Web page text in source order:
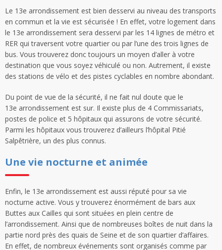
Le 13e arrondissement est bien desservi au niveau des transports
en commun et la vie est sécurisée ! En effet, votre logement dans
le 13e arrondissement sera desservi par les 14 lignes de métro et
RER qui traversent votre quartier ou par l’une des trois lignes de
bus. Vous trouverez donc toujours un moyen d’aller à votre
destination que vous soyez véhiculé ou non. Autrement, il existe
des stations de vélo et des pistes cyclables en nombre abondant.
Du point de vue de la sécurité, il ne fait nul doute que le
13e arrondissement est sur. Il existe plus de 4 Commissariats,
postes de police et 5 hôpitaux qui assurons de votre sécurité.
Parmi les hôpitaux vous trouverez d’ailleurs l’hôpital Pitié
Salpêtrière, un des plus connus.
Une vie nocturne et animée
Enfin, le 13e arrondissement est aussi réputé pour sa vie
nocturne active. Vous y trouverez énormément de bars aux
Buttes aux Cailles qui sont situées en plein centre de
l’arrondissement. Ainsi que de nombreuses boîtes de nuit dans la
partie nord près des quais de Seine et de son quartier d’affaires.
En effet, de nombreux événements sont organisés comme par